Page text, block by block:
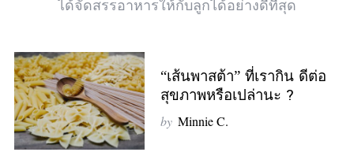
ได้จัดสรรอาหารให้กับลูกได้อย่างดีที่สุด
“เส้นพาสต้า” ที่เรากิน ดีต่อ
สุขภาพหรือเปล่านะ ?
by Minnie C.